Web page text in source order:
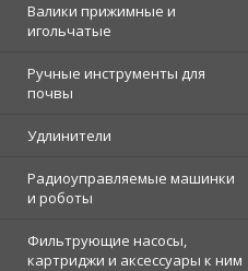
Валики прижимные и
игольчатые
Ручные инструменты для
почвы
Удлинители
Радиоуправляемые машинки
и роботы
Фильтрующие насосы,
картриджи и аксессуары к ним